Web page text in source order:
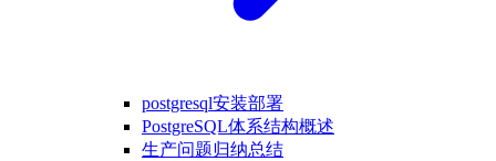
postgresql安装部署
PostgreSQL体系结构概述
生产问题归纳总结